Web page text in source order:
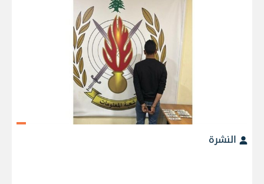
النشرة